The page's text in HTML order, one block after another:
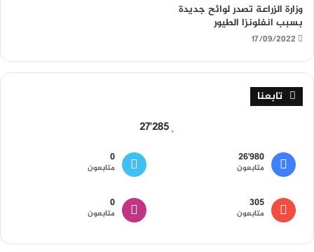
وزارة الزراعة تصدر لوائح جديدة
بسبب انفلونزا الطيور
17/09/2022
تابعنا
27٬285
26٬980
متابعون
0
متابعون
305
متابعون
0
متابعون